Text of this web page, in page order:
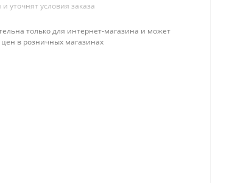
уточнят условия заказа
только для интернет-магазина и может
цен в розничных магазинах